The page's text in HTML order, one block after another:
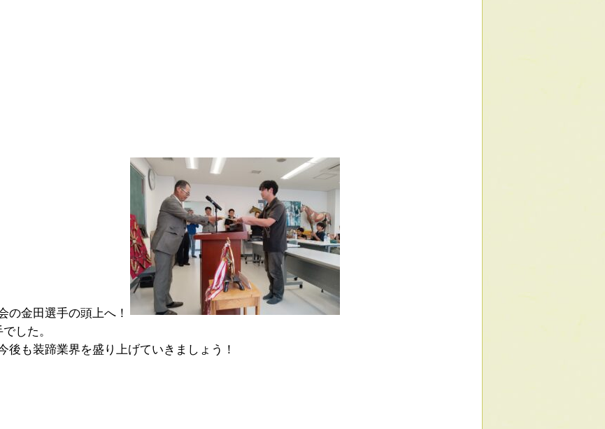
の金田選手の頭上へ！
した。
後も装蹄業界を盛り上げていきましょう！